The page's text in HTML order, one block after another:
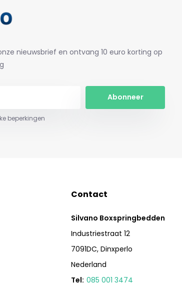
nieuwsbrief en ontvang 10 euro korting op
Abonneer
beperkingen
Contact
Silvano Boxspringbedden
Industriestraat 12
7091DC, Dinxperlo
Nederland
Tel: 085 001 3474